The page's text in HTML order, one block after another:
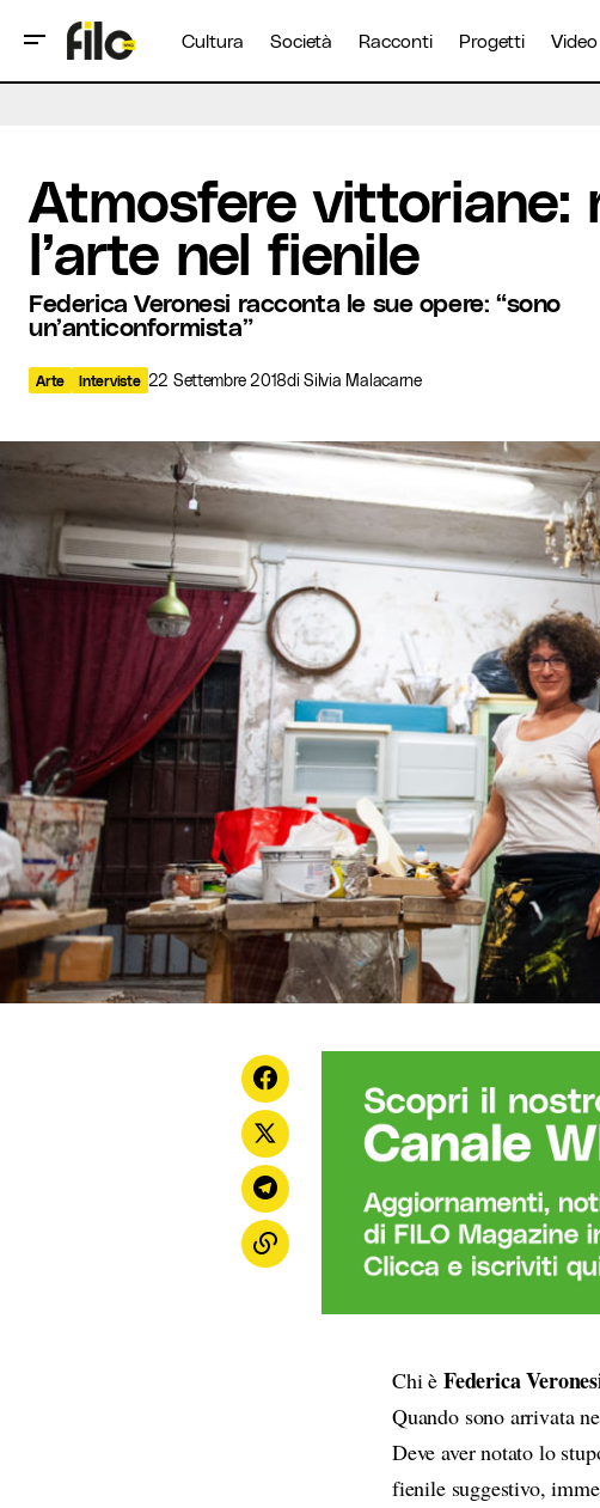
Cultura Società Racconti Progetti Video
Atmosfere vittoriane:
l’arte nel fienile
Federica Veronesi racconta le sue opere: “sono
un’anticonformista”
Arte Interviste 22 Settembre 2018di Silvia Malacarne
Chi è Federica
Quando sono arrivata
Deve aver notato lo
fienile suggestivo,